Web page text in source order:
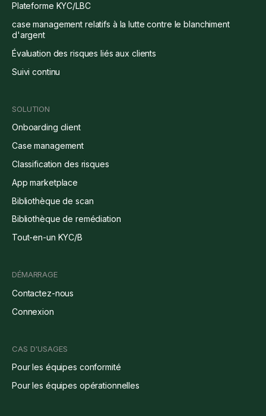
Plateforme KYC/LBC
case management relatifs à la lutte contre le blanchiment
d'argent
Évaluation des risques liés aux clients
Suivi continu
SOLUTION
Onboarding client
Case management
Classification des risques
App marketplace
Bibliothèque de scan
Bibliothèque de remédiation
Tout-en-un KYC/B
DÉMARRAGE
Contactez-nous
Connexion
CAS D'USAGES
Pour les équipes conformité
Pour les équipes opérationnelles